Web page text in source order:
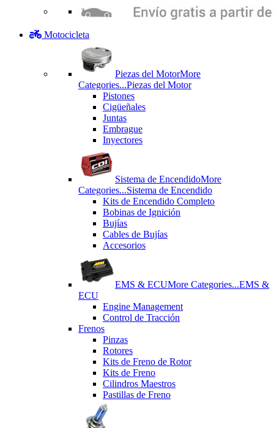
Motocicleta
Piezas del MotorMore
Categories...Piezas del Motor
Pistones
Cigüeñales
Juntas
Εmbrague
Inyectores
Sistema de EncendidoMore
Categories...Sistema de Encendido
Kits de Encendido Completo
Bobinas de Ignición
Bujías
Cables de Bujías
Accesorios
EMS & ECUMore Categories...EMS &
ECU
Engine Management
Control de Tracción
Frenos
Pinzas
Rotores
Kits de Freno de Rotor
Kits de Freno
Cilindros Maestros
Pastillas de Freno